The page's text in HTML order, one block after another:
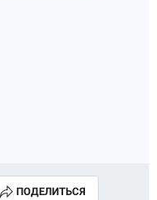
ПОДЕЛИТЬСЯ